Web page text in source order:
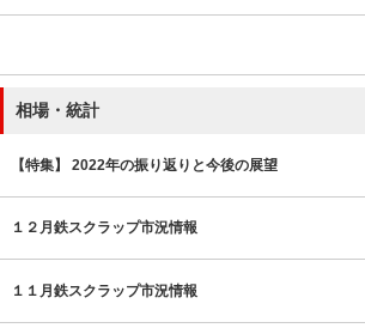
相場・統計
【特集】 2022年の振り返りと今後の展望
１２月鉄スクラップ市況情報
１１月鉄スクラップ市況情報